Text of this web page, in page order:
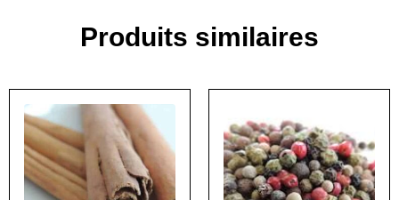
Produits similaires